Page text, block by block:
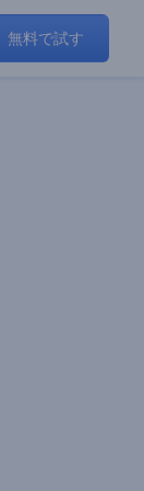
無料で試す